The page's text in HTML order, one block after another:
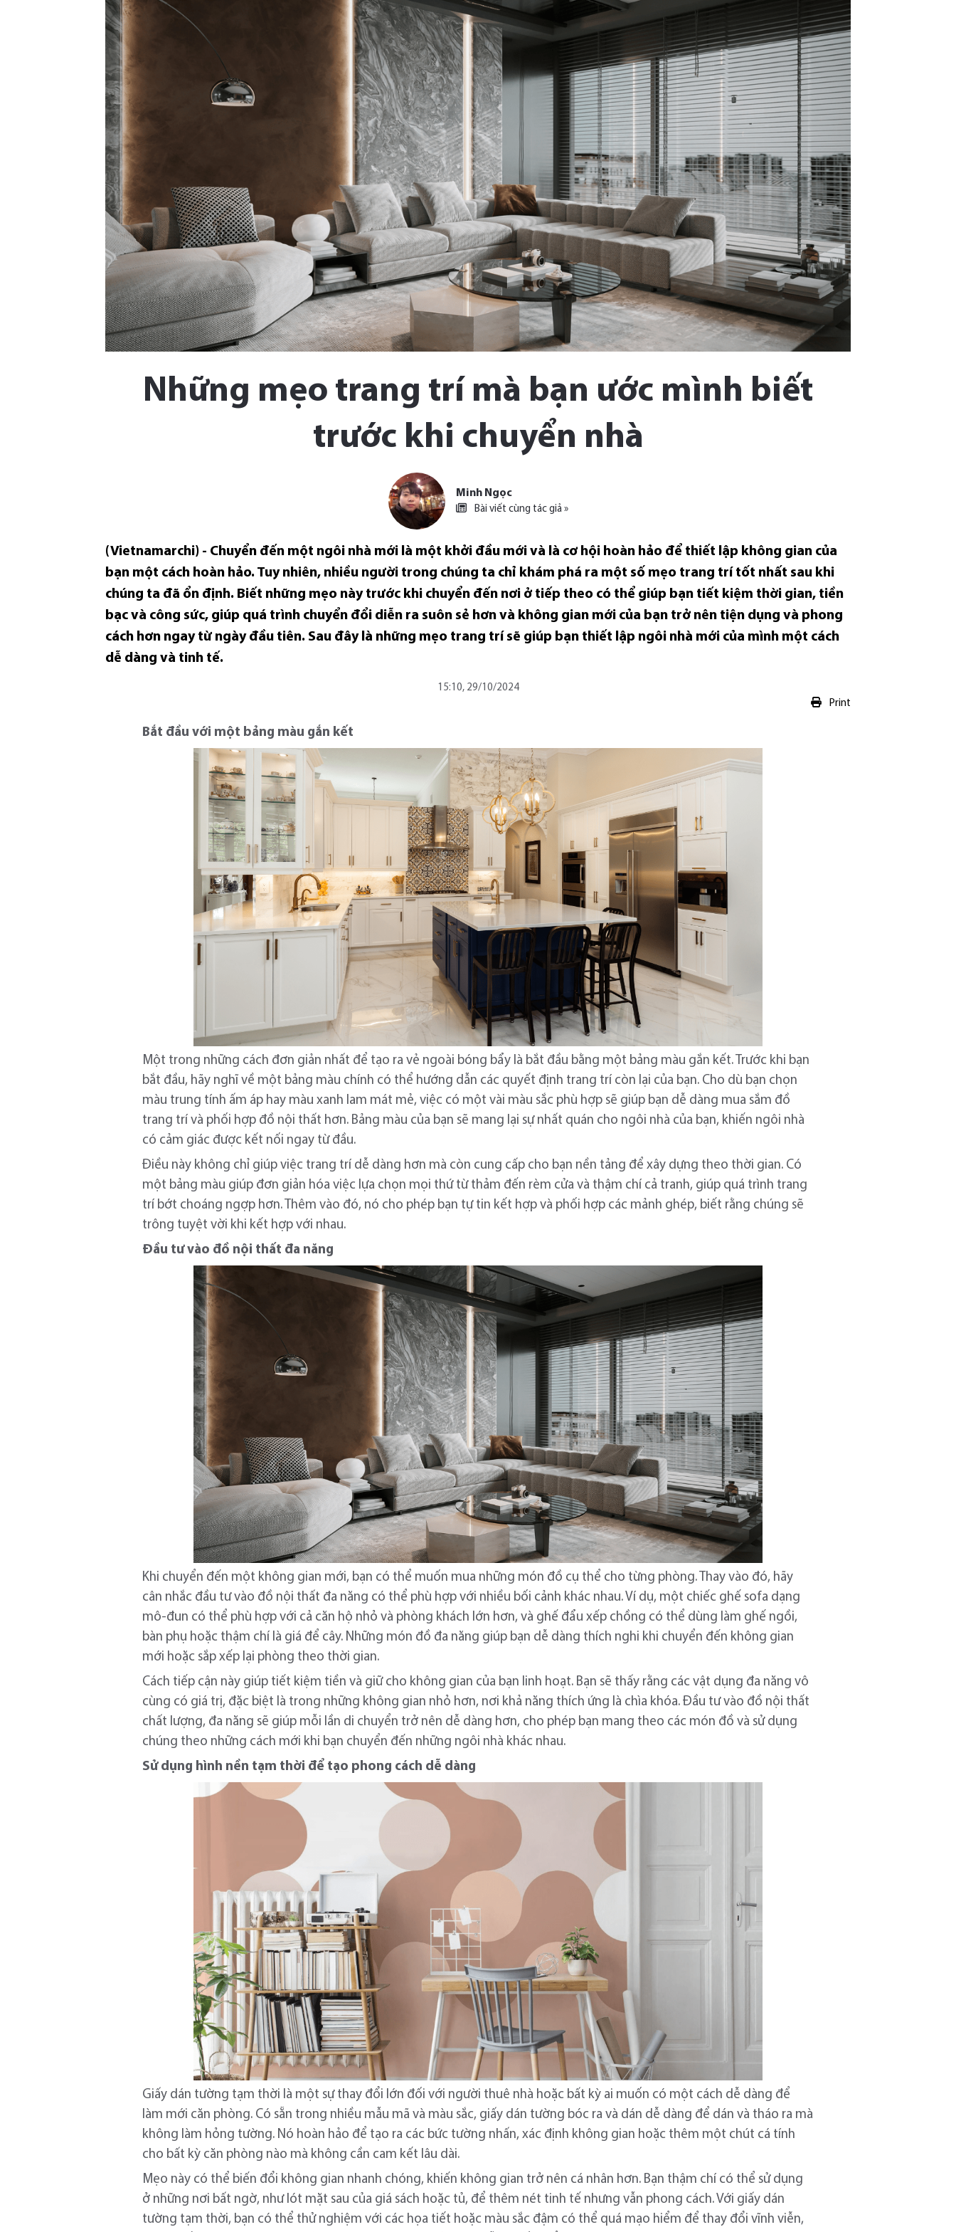
Những mẹo trang trí mà bạn ước mình biết
trước khi chuyển nhà
Minh Ngọc
Bài viết cùng tác giả »
(Vietnamarchi) - Chuyển đến một ngôi nhà mới là một khởi đầu mới và là cơ hội hoàn hảo để thiết lập không gian của
bạn một cách hoàn hảo. Tuy nhiên, nhiều người trong chúng ta chỉ khám phá ra một số mẹo trang trí tốt nhất sau khi
chúng ta đã ổn định. Biết những mẹo này trước khi chuyển đến nơi ở tiếp theo có thể giúp bạn tiết kiệm thời gian, tiền
bạc và công sức, giúp quá trình chuyển đổi diễn ra suôn sẻ hơn và không gian mới của bạn trở nên tiện dụng và phong
cách hơn ngay từ ngày đầu tiên. Sau đây là những mẹo trang trí sẽ giúp bạn thiết lập ngôi nhà mới của mình một cách
dễ dàng và tinh tế.
15:10, 29/10/2024
Print
Bắt đầu với một bảng màu gắn kết
Một trong những cách đơn giản nhất để tạo ra vẻ ngoài bóng bẩy là bắt đầu bằng một bảng màu gắn kết. Trước khi bạn
bắt đầu, hãy nghĩ về một bảng màu chính có thể hướng dẫn các quyết định trang trí còn lại của bạn. Cho dù bạn chọn
màu trung tính ấm áp hay màu xanh lam mát mẻ, việc có một vài màu sắc phù hợp sẽ giúp bạn dễ dàng mua sắm đồ
trang trí và phối hợp đồ nội thất hơn. Bảng màu của bạn sẽ mang lại sự nhất quán cho ngôi nhà của bạn, khiến ngôi nhà
có cảm giác được kết nối ngay từ đầu.
Điều này không chỉ giúp việc trang trí dễ dàng hơn mà còn cung cấp cho bạn nền tảng để xây dựng theo thời gian. Có
một bảng màu giúp đơn giản hóa việc lựa chọn mọi thứ từ thảm đến rèm cửa và thậm chí cả tranh, giúp quá trình trang
trí bớt choáng ngợp hơn. Thêm vào đó, nó cho phép bạn tự tin kết hợp và phối hợp các mảnh ghép, biết rằng chúng sẽ
trông tuyệt vời khi kết hợp với nhau.
Đầu tư vào đồ nội thất đa năng
Khi chuyển đến một không gian mới, bạn có thể muốn mua những món đồ cụ thể cho từng phòng. Thay vào đó, hãy
cân nhắc đầu tư vào đồ nội thất đa năng có thể phù hợp với nhiều bối cảnh khác nhau. Ví dụ, một chiếc ghế sofa dạng
mô-đun có thể phù hợp với cả căn hộ nhỏ và phòng khách lớn hơn, và ghế đẩu xếp chồng có thể dùng làm ghế ngồi,
bàn phụ hoặc thậm chí là giá để cây. Những món đồ đa năng giúp bạn dễ dàng thích nghi khi chuyển đến không gian
mới hoặc sắp xếp lại phòng theo thời gian.
Cách tiếp cận này giúp tiết kiệm tiền và giữ cho không gian của bạn linh hoạt. Bạn sẽ thấy rằng các vật dụng đa năng vô
cùng có giá trị, đặc biệt là trong những không gian nhỏ hơn, nơi khả năng thích ứng là chìa khóa. Đầu tư vào đồ nội thất
chất lượng, đa năng sẽ giúp mỗi lần di chuyển trở nên dễ dàng hơn, cho phép bạn mang theo các món đồ và sử dụng
chúng theo những cách mới khi bạn chuyển đến những ngôi nhà khác nhau.
Sử dụng hình nền tạm thời để tạo phong cách dễ dàng
Giấy dán tường tạm thời là một sự thay đổi lớn đối với người thuê nhà hoặc bất kỳ ai muốn có một cách dễ dàng để
làm mới căn phòng. Có sẵn trong nhiều mẫu mã và màu sắc, giấy dán tường bóc ra và dán dễ dàng để dán và tháo ra mà
không làm hỏng tường. Nó hoàn hảo để tạo ra các bức tường nhấn, xác định không gian hoặc thêm một chút cá tính
cho bất kỳ căn phòng nào mà không cần cam kết lâu dài.
Mẹo này có thể biến đổi không gian nhanh chóng, khiến không gian trở nên cá nhân hơn. Bạn thậm chí có thể sử dụng
ở những nơi bất ngờ, như lót mặt sau của giá sách hoặc tủ, để thêm nét tinh tế nhưng vẫn phong cách. Với giấy dán
tường tạm thời, bạn có thể thử nghiệm với các họa tiết hoặc màu sắc đậm có thể quá mạo hiểm để thay đổi vĩnh viễn,